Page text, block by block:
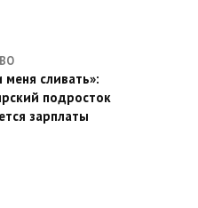
меня сливать»:
подросток
зарплаты